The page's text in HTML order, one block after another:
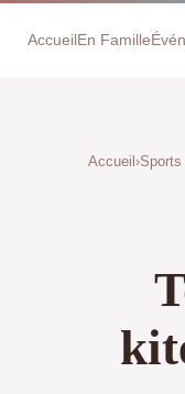
AccueilEn Famille
Accueil ›Sports